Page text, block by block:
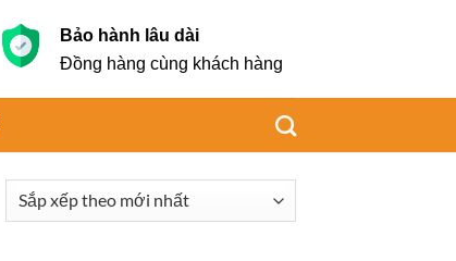
Bảo hành lâu dài
Đồng hàng cùng khách hàng